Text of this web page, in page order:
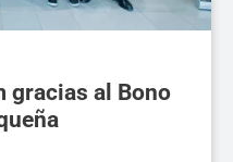
gracias al Bono